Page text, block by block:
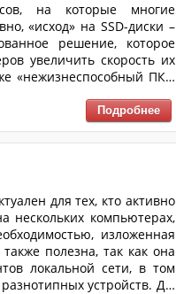
на которые многие
«исход» на SSD-диски –
решение, которое
увеличить скорость их
«нежизнеспособный ПК».
следует учитывать для
обработки данн...
для тех, кто активно
нескольких компьютерах,
изложенная
полезна, так как она
локальной сети, в том
устройств. Да,